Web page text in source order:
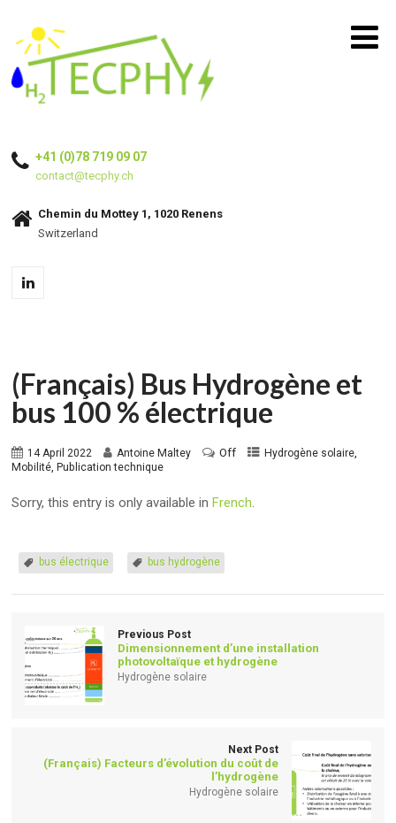
+41 (0)78 719 09 07
contact@tecphy.ch
Chemin du Mottey 1, 1020 Renens
Switzerland
(Français) Bus Hydrogène et
bus 100 % électrique
14 April 2022 Antoine Maltey Off Hydrogène solaire,
Mobilité,Publication technique
Sorry, this entry is only available in French.
bus électrique bus hydrogène
Previous Post
Dimensionnement d’une installation
photovoltaïque et hydrogène
Hydrogène solaire
Next Post
(Français) Facteurs d’évolution du coût de
l’hydrogène
Hydrogène solaire